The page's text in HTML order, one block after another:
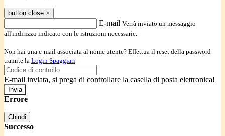
button close ×
E-mail Verrà inviato un messaggio
all'indirizzo indicato con le istruzioni necessarie.
Non hai una e-mail associata al nome utente? Effettua il reset della password
tramite la Login Spaggiari
E-mail inviata, si prega di controllare la casella di posta elettronica!
Errore
Chiudi
Successo